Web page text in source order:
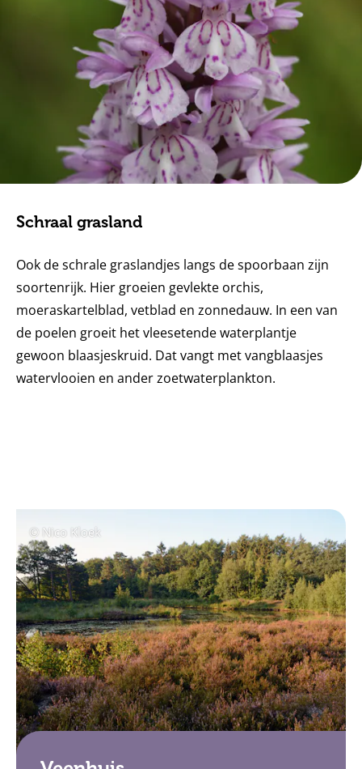
Schraal grasland
Ook de schrale graslandjes langs de spoorbaan zijn
soortenrijk. Hier groeien gevlekte orchis,
moeraskartelblad, vetblad en zonnedauw. In een van
de poelen groeit het vleesetende waterplantje
gewoon blaasjeskruid. Dat vangt met vangblaasjes
watervlooien en ander zoetwaterplankton.
© Nico Kloek